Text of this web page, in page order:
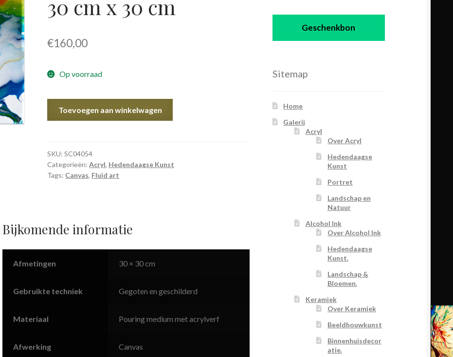
30 cm x 30 cm
€160,00
Op voorraad
cm
x
30
Toevoegen aan winkelwagen
SKU:SC04054
Categorieën:Acryl, Hedendaagse Kunst
Tags: Canvas, Fluid art
Bijkomende informatie
Afmetingen 30 × 30 cm
Gebruikte techniek Gegoten en geschilderd
Materiaal Pouring medium met acrylverf
Afwerking Canvas
Geschenkbon
Sitemap
Home
Galerij
Acryl
Over Acryl
Hedendaagse
Kunst
Portret
Landschap en
Natuur
Alcohol Ink
Over Alcohol Ink
Hedendaagse
Kunst.
Landschap &
Bloemen.
Keramiek
Over Keramiek
Beeldhouwkunst
Binnenhuisdecor
atie.